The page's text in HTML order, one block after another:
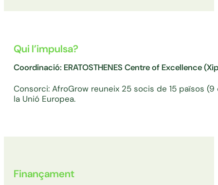
Qui l’impulsa?
Coordinació: ERATOSTHENES Centre of Excellence
Consorci: AfroGrow reuneix 25 socis de 15 països
la Unió Europea.
Finançament